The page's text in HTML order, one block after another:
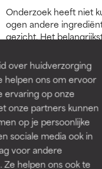
over huidverzorging
helpen ons om ervoor
ervaring op onze
onze partners kunnen
op je persoonlijke
sociale media ook in
voor andere
helpen ons ook te
Onderzoek heeft niet
ogen andere
gezicht. Het
irriterende
aan bijvoorbeeld
natuurlijke geurstoffen
rond je ogen heeft
antioxidanten,
voedende
geurstoffen en parfum
gezicht. Dus als je al
vochtinbrengende
voor je ogen. In